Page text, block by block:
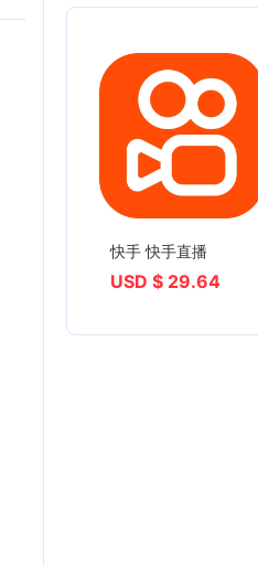
快手 快手直播
USD $ 29.64